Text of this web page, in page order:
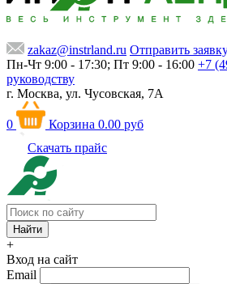
zakaz@instrland.ru Отправить
Пн-Чт 9:00 - 17:30; Пт 9:00 - 16:00 +7
руководству
г. Москва, ул. Чусовская, 7А
0 Корзина 0.00 руб
Скачать прайс
+
Вход на сайт
Email